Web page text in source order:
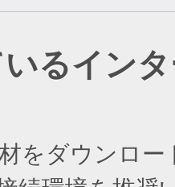
るイン
をダウンロ